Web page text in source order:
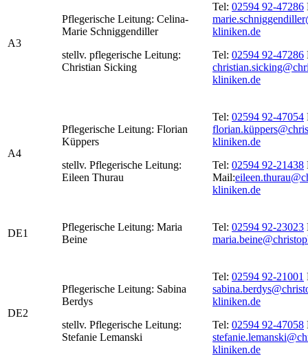
A3
Pflegerische Leitung: Celina-
Marie Schniggendiller
stellv. pflegerische Leitung:
Christian Sicking
Tel: 02594 92-47286
kliniken.de
Tel: 02594 92-47286
kliniken.de
A4
Pflegerische Leitung: Florian
Küppers
stellv. Pflegerische Leitung:
Eileen Thurau
Tel: 02594 92-47054
kliniken.de
Tel: 02594 92-21438
Mail:
kliniken.de
DE1
Pflegerische Leitung: Maria
Beine
Tel: 02594 92-23023
DE2
Pflegerische Leitung: Sabina
Berdys
stellv. Pflegerische Leitung:
Stefanie Lemanski
Tel: 02594 92-21001
kliniken.de
Tel: 02594 92-47058
kliniken.de